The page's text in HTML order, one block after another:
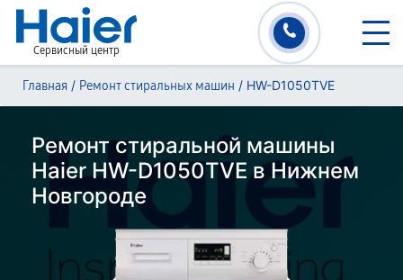
Сервисный центр
Главная / Ремонт стиральных машин / HW-D1050TVE
Ремонт стиральной машины
Haier HW-D1050TVE в Нижнем
Новгороде